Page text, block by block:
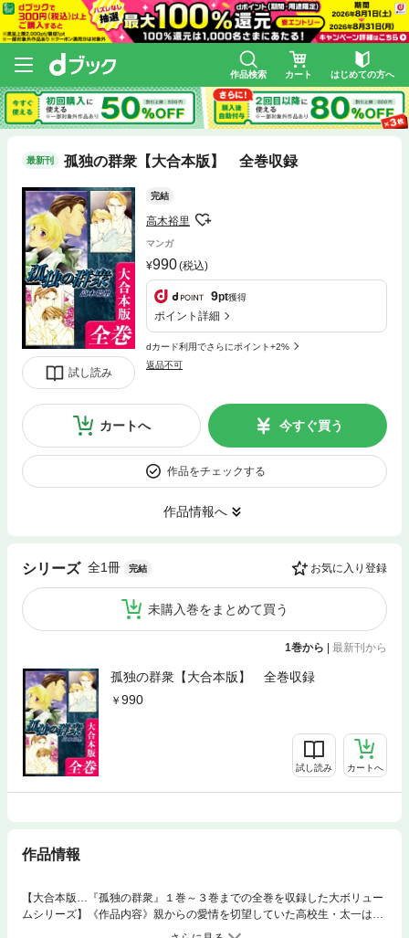
作品検索 カート はじめての方へ
最新刊 孤独の群衆【大合本版】 全巻収録
試し読み
完結
高木裕里
マンガ
990(税込)
9pt獲得
ポイント詳細
dカード利用でさらにポイント+2%
返品不可
カートへ 今すぐ買う
作品をチェックする
作品情報へ
シリーズ 全1冊 完結 お気に入り登録
未購入巻をまとめて買う
1巻から | 最新刊から
孤独の群衆【大合本版】 全巻収録
990
試し読み カートへ
作品情報
【大合本版…『孤独の群衆』１巻～３巻までの全巻を収録した大ボリュー
ムシリーズ】《作品内容》親からの愛情を切望していた高校生・太一は、
スポーツクラブを経営する優しげな男・神津と出会ったことで、その願い